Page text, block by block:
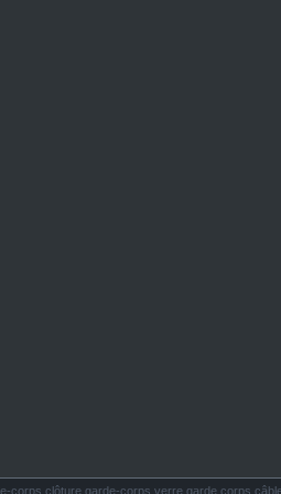
corps clôture garde-corps verre garde corps